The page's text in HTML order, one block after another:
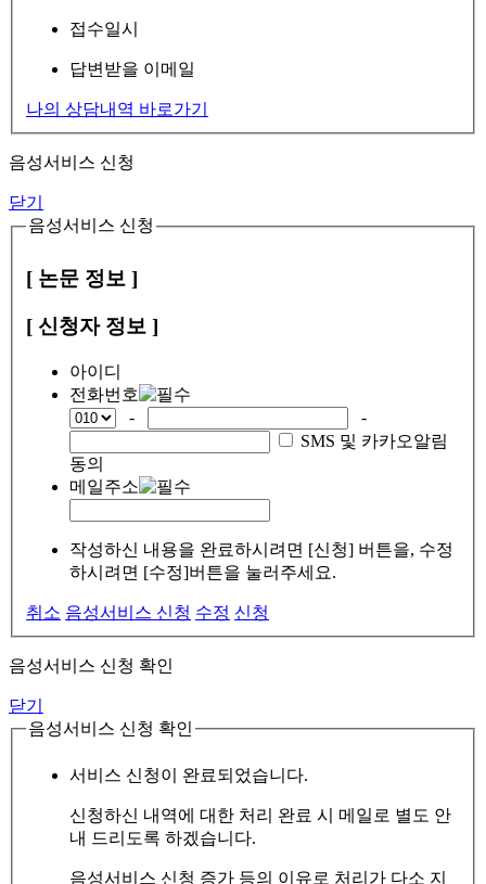
접수일시
답변받을 이메일
나의 상담내역 바로가기
음성서비스 신청
닫기
음성서비스 신청
[ 논문 정보 ]
[ 신청자 정보 ]
아이디
전화번호
-
-
SMS 및 카카오알림
동의
메일주소
작성하신 내용을 완료하시려면 [신청] 버튼을, 수정
하시려면 [수정]버튼을 눌러주세요.
취소 음성서비스 신청 수정 신청
음성서비스 신청 확인
닫기
음성서비스 신청 확인
서비스 신청이 완료되었습니다.
신청하신 내역에 대한 처리 완료 시 메일로 별도 안
내 드리도록 하겠습니다.
음성서비스 신청 증가 등의 이유로 처리가 다소 지